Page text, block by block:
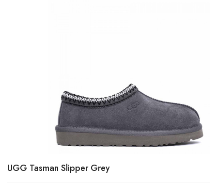
UGG Tasman Slipper Grey